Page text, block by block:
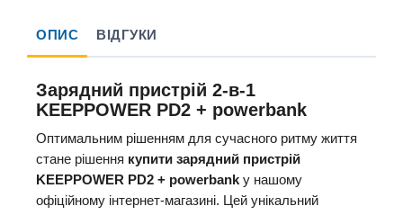
ОПИС ВІДГУКИ
Зарядний пристрій 2-в-1
KEEPPOWER PD2 + powerbank
Оптимальним рішенням для сучасного ритму життя
стане рішення купити зарядний пристрій
KEEPPOWER PD2 + powerbank у нашому
офіційному інтернет-магазині. Цей унікальний